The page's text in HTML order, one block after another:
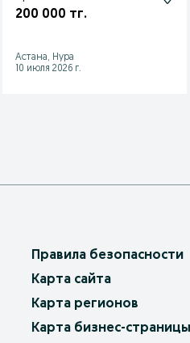
200 000 тг.
Астана, Нура
10 июля 2026 г.
Правила безопасности
Карта сайта
Карта регионов
Карта бизнес-страницы